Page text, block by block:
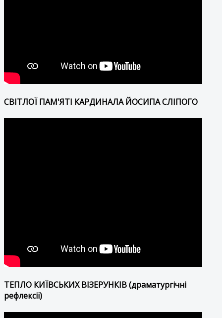
СВІТЛОЇ ПАМ'ЯТІ КАРДИНАЛА ЙОСИПА СЛІПОГО
ТЕПЛО КИЇВСЬКИХ ВІЗЕРУНКІВ (драматургічні
рефлексії)